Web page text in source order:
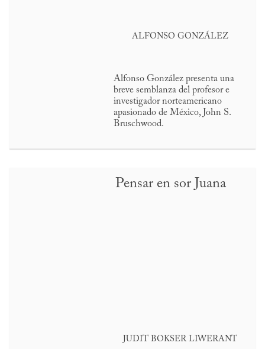
ALFONSO GONZÁLEZ
Alfonso González presenta una
breve semblanza del profesor e
investigador norteamericano
apasionado de México, John S.
Bruschwood.
Pensar en sor Juana
JUDIT BOKSER LIWERANT